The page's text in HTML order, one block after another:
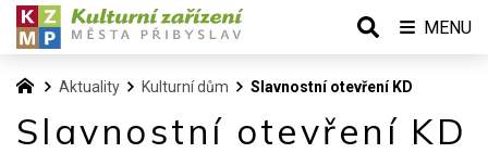
Aktuality Kulturní dům Slavnostní otevření KD
Slavnostní otevření KD
MENU